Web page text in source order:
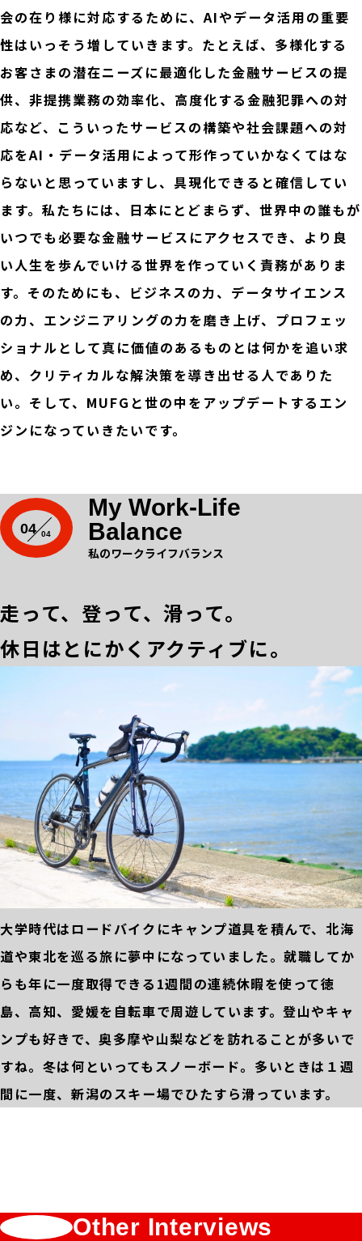
会の在り様に対応するために、AIやデータ活用の重要
性はいっそう増していきます。たとえば、多様化する
お客さまの潜在ニーズに最適化した金融サービスの提
供、非提携業務の効率化、高度化する金融犯罪への対
応など、こういったサービスの構築や社会課題への対
応をAI・データ活用によって形作っていかなくてはな
らないと思っていますし、具現化できると確信してい
ます。私たちには、日本にとどまらず、世界中の誰もが
いつでも必要な金融サービスにアクセスでき、より良
い人生を歩んでいける世界を作っていく責務がありま
す。そのためにも、ビジネスの力、データサイエンス
の力、エンジニアリングの力を磨き上げ、プロフェッ
ショナルとして真に価値のあるものとは何かを追い求
め、クリティカルな解決策を導き出せる人でありた
い。そして、MUFGと世の中をアップデートするエン
ジンになっていきたいです。
04
My Work-Life
Balance
私のワークライフバランス
走って、登って、滑って。
休日はとにかくアクティブに。
大学時代はロードバイクにキャンプ道具を積んで、北海
道や東北を巡る旅に夢中になっていました。就職してか
らも年に一度取得できる1週間の連続休暇を使って徳
島、高知、愛媛を自転車で周遊しています。登山やキャ
ンプも好きで、奥多摩や山梨などを訪れることが多いで
すね。冬は何といってもスノーボード。多いときは１週
間に一度、新潟のスキー場でひたすら滑っています。
Other Interviews